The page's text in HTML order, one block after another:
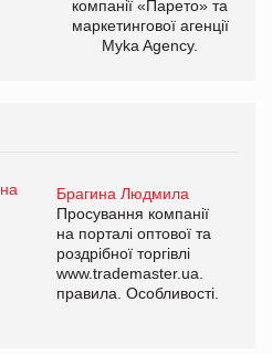
компанії «Парето» та
маркетингової агенції
Myka Agency.
Брагина Людмила
Просування компанії
на порталі оптової та
роздрібної торгівлі
www.trademaster.ua.
правила. Особливості.